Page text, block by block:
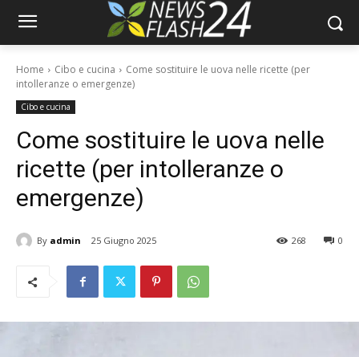
Home Cibo e cucina
Come sostituire le uova nelle ricette (per
intolleranze o emergenze)
Cibo e cucina
Come sostituire le uova nelle
ricette (per intolleranze o
emergenze)
By admin 25 Giugno 2025 0
268